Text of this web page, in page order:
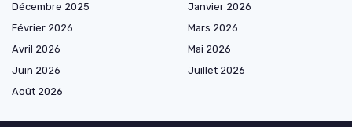
Décembre 2025
Janvier 2026
Février 2026
Mars 2026
Avril 2026
Mai 2026
Juin 2026
Juillet 2026
Août 2026